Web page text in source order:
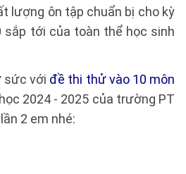
lượng ôn tập chuẩn bị cho kỳ
sắp tới của toàn thể học sinh
sức với đề thi thử vào 10 môn
2024 - 2025 của trường PT
2 em nhé: